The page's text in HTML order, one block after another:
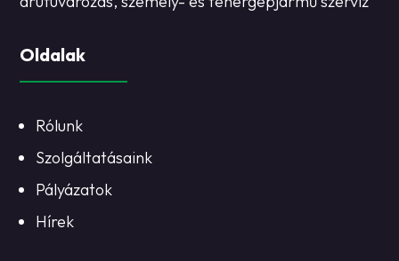
Oldalak
Rólunk
Szolgáltatásaink
Pályázatok
Hírek